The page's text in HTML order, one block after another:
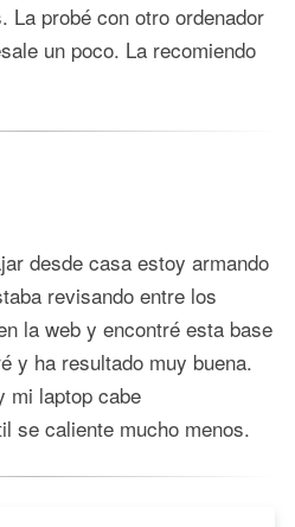
La probé con otro ordenador
un poco. La recomiendo
desde casa estoy armando
revisando entre los
la web y encontré esta base
y ha resultado muy buena.
mi laptop cabe
se caliente mucho menos.